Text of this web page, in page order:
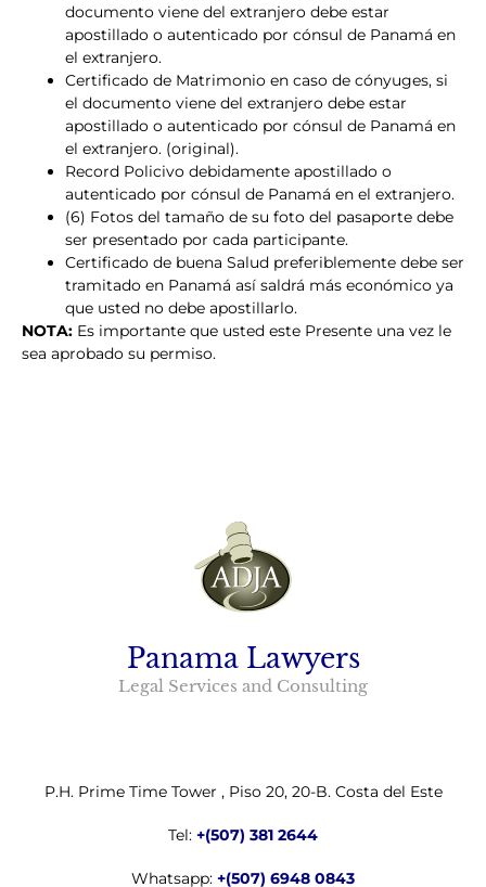
documento viene del extranjero debe estar
apostillado o autenticado por cónsul de Panamá en
el extranjero.
Certificado de Matrimonio en caso de cónyuges, si
el documento viene del extranjero debe estar
apostillado o autenticado por cónsul de Panamá en
el extranjero. (original).
Record Policivo debidamente apostillado o
autenticado por cónsul de Panamá en el extranjero.
(6) Fotos del tamaño de su foto del pasaporte debe
ser presentado por cada participante.
Certificado de buena Salud preferiblemente debe ser
tramitado en Panamá así saldrá más económico ya
que usted no debe apostillarlo.
NOTA: Es importante que usted este Presente una vez le
sea aprobado su permiso.
Panama Lawyers
Legal Services and Consulting
P.H. Prime Time Tower , Piso 20, 20-B. Costa del Este
Tel: +(507) 381 2644
Whatsapp: +(507) 6948 0843